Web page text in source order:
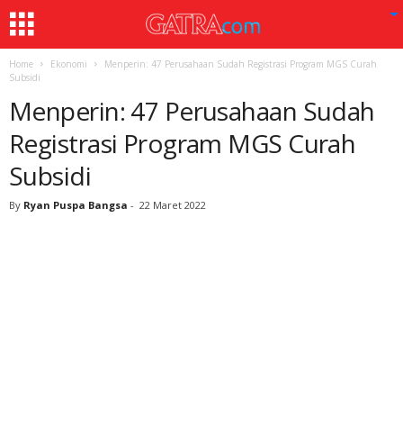
Home Ekonomi
Menperin: 47 Perusahaan Sudah Registrasi Program MGS Curah
Subsidi
Menperin: 47 Perusahaan Sudah
Registrasi Program MGS Curah
Subsidi
By Ryan Puspa Bangsa - 22 Maret 2022